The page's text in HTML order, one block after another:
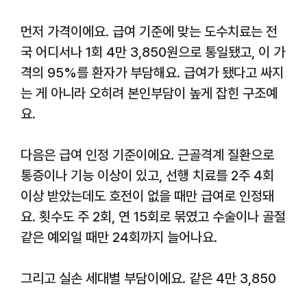
먼저 가격이에요. 급여 기준에 맞는 도수치료는 전
국 어디서나 1회 4만 3,850원으로 통일됐고, 이 가
격의 95%를 환자가 부담해요. 급여가 됐다고 싸지
는 게 아니라 오히려 본인부담이 높게 잡힌 구조예
요.
다음은 급여 인정 기준이에요. 근골격계 질환으로
통증이나 기능 이상이 있고, 선행 치료를 2주 4회
이상 받았는데도 호전이 없을 때만 급여로 인정돼
요. 횟수도 주 2회, 연 15회로 묶였고 수술이나 골절
같은 예외일 때만 24회까지 늘어나요.
그리고 실손 세대별 부담이에요. 같은 4만 3,850